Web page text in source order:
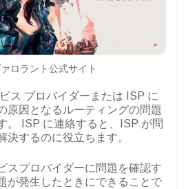
ロラント公式サイト
ス プロバイダーまたは ISP に
原因となるルーティングの問題
。 ISP に連絡すると、ISP が問
決するのに役立ちます。
スプロバイダーに問題を確認す
が発生したときにできることで